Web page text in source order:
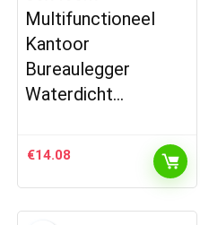
Multifunctioneel
Kantoor
Bureaulegger
Waterdicht…
€14.08